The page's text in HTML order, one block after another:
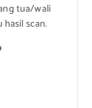
tua/wali
scan.